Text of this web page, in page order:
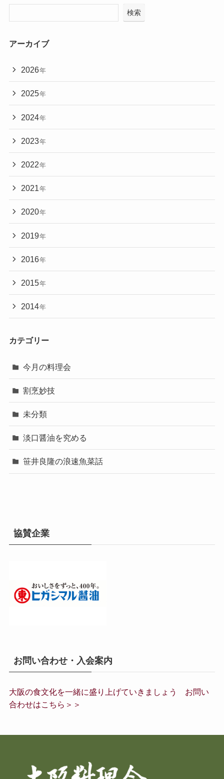
検索
アーカイブ
2026年
2025年
2024年
2023年
2022年
2021年
2020年
2019年
2016年
2015年
2014年
カテゴリー
今月の料理会
割烹妙技
未分類
淡口醤油を究める
笹井良隆の浪速魚菜話
協賛企業
お問い合わせ・入会案内
大阪の食文化を一緒に盛り上げていきましょう お問い
合わせはこちら＞＞